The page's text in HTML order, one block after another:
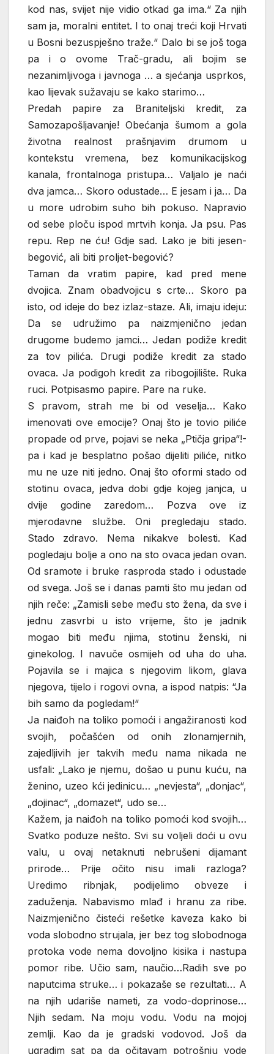
kod nas, svijet nije vidio otkad ga ima.“ Za njih
sam ja, moralni entitet. I to onaj treći koji Hrvati
u Bosni bezuspješno traže.“ Dalo bi se još toga
pa i o ovome Trač-gradu, ali bojim se
nezanimljivoga i javnoga … a sjećanja usprkos,
kao lijevak sužavaju se kako starimo…
Predah papire za Braniteljski kredit, za
Samozapošljavanje! Obećanja šumom a gola
životna realnost prašnjavim drumom u
kontekstu vremena, bez komunikacijskog
kanala, frontalnoga pristupa… Valjalo je naći
dva jamca… Skoro odustade… E jesam i ja… Da
u more udrobim suho bih pokuso. Napravio
od sebe ploču ispod mrtvih konja. Ja psu. Pas
repu. Rep ne ću! Gdje sad. Lako je biti jesen-
begović, ali biti proljet-begović?
Taman da vratim papire, kad pred mene
dvojica. Znam obadvojicu s crte… Skoro pa
isto, od ideje do bez izlaz-staze. Ali, imaju ideju:
Da se udružimo pa naizmjenično jedan
drugome budemo jamci… Jedan podiže kredit
za tov pilića. Drugi podiže kredit za stado
ovaca. Ja podigoh kredit za ribogojilište. Ruka
ruci. Potpisasmo papire. Pare na ruke.
S pravom, strah me bi od veselja… Kako
imenovati ove emocije? Onaj što je tovio piliće
propade od prve, pojavi se neka „Ptičja gripa“!-
pa i kad je besplatno pošao dijeliti piliće, nitko
mu ne uze niti jedno. Onaj što oformi stado od
stotinu ovaca, jedva dobi gdje kojeg janjca, u
dvije godine zaredom… Pozva ove iz
mjerodavne službe. Oni pregledaju stado.
Stado zdravo. Nema nikakve bolesti. Kad
pogledaju bolje a ono na sto ovaca jedan ovan.
Od sramote i bruke rasproda stado i odustade
od svega. Još se i danas pamti što mu jedan od
njih reče: „Zamisli sebe među sto žena, da sve i
jednu zasvrbi u isto vrijeme, što je jadnik
mogao biti među njima, stotinu ženski, ni
ginekolog. I navuče osmijeh od uha do uha.
Pojavila se i majica s njegovim likom, glava
njegova, tijelo i rogovi ovna, a ispod natpis: “Ja
bih samo da pogledam!“
Ja naiđoh na toliko pomoći i angažiranosti kod
svojih, počašćen od onih zlonamjernih,
zajedljivih jer takvih među nama nikada ne
usfali: „Lako je njemu, došao u punu kuću, na
ženino, uzeo kći jedinicu… „nevjesta“, „donjac“,
„dojinac“, „domazet“, udo se…
Kažem, ja naiđoh na toliko pomoći kod svojih…
Svatko poduze nešto. Svi su voljeli doći u ovu
valu, u ovaj netaknuti nebrušeni dijamant
prirode… Prije očito nisu imali razloga?
Uredimo ribnjak, podijelimo obveze i
zaduženja. Nabavismo mlađ i hranu za ribe.
Naizmjenično čisteći rešetke kaveza kako bi
voda slobodno strujala, jer bez tog slobodnoga
protoka vode nema dovoljno kisika i nastupa
pomor ribe. Učio sam, naučio…Radih sve po
naputcima struke… i pokazaše se rezultati… A
na njih udariše nameti, za vodo-doprinose…
Njih sedam. Na moju vodu. Vodu na mojoj
zemlji. Kao da je gradski vodovod. Još da
ugradim sat pa da očitavam potrošnju vode